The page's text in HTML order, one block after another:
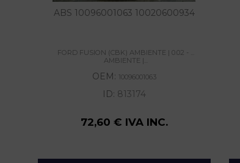
ABS 10096001063 10020600934
FORD FUSION (CBK) AMBIENTE | 0.02 - ...
AMBIENTE |...
OEM: 10096001063
ID: 813174
72,60 € IVA INC.